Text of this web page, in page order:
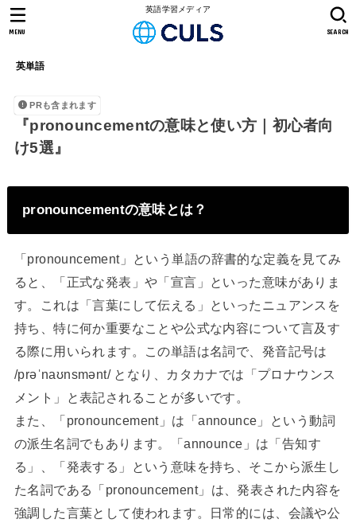
英語学習メディア
英単語
SEARCH
MENU
PRも含まれます
『pronouncementの意味と使い方｜初心者向
け5選』
pronouncementの意味とは？
「pronouncement」という単語の辞書的な定義を見てみ
ると、「正式な発表」や「宣言」といった意味がありま
す。これは「言葉にして伝える」といったニュアンスを
持ち、特に何か重要なことや公式な内容について言及す
る際に用いられます。この単語は名詞で、発音記号は
/prəˈnaʊnsmənt/ となり、カタカナでは「プロナウンス
メント」と表記されることが多いです。
また、「pronouncement」は「announce」という動詞
の派生名詞でもあります。「announce」は「告知す
る」、「発表する」という意味を持ち、そこから派生し
た名詞である「pronouncement」は、発表された内容を
強調した言葉として使われます。日常的には、会議や公